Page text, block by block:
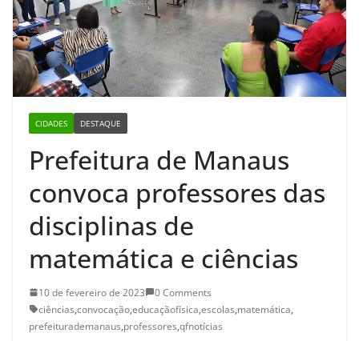
CIDADES DESTAQUE
Prefeitura de Manaus
convoca professores das
disciplinas de
matemática e ciências
10 de fevereiro de 2023
0 Comments
ciências,convocação,educaçãofísica,escolas,matemática,
prefeiturademanaus,professores,qfnotícias